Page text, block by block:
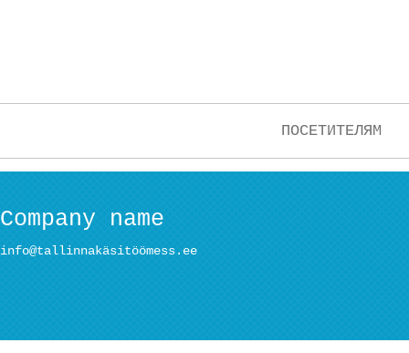
ПОСЕТИТЕЛЯМ
Company name
info@tallinnakäsitöömess.ee